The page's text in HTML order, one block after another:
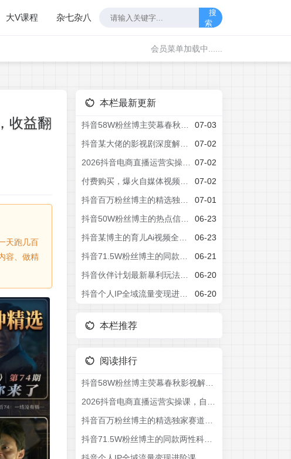
大V课程 杂七杂八
搜
索
会员菜单加载中......
收益翻
天跑几百
容、做精
本栏最新更新
07-03
07-02
07-02
07-02
07-01
06-23
06-23
06-21
06-20
06-20
本栏推荐
阅读排行